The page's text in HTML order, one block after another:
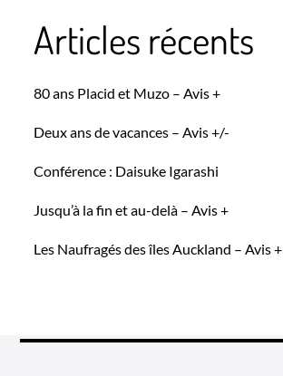
Articles récents
80 ans Placid et Muzo – Avis +
Deux ans de vacances – Avis +/-
Conférence : Daisuke Igarashi
Jusqu’à la fin et au-delà – Avis +
Les Naufragés des îles Auckland – Avis +